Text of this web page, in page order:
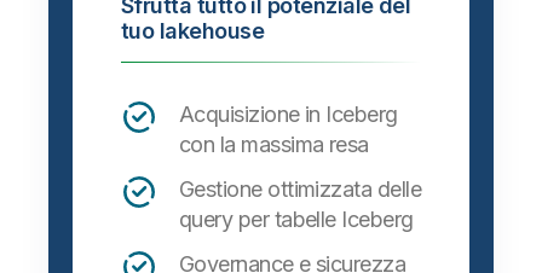
Sfrutta tutto il potenziale del
tuo lakehouse
Acquisizione in Iceberg
con la massima resa
Gestione ottimizzata delle
query per tabelle Iceberg
Governance e sicurezza